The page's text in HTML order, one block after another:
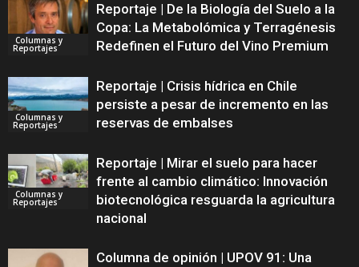
Columnas y
Reportajes
Reportaje | De la Biología del Suelo a la
Copa: La Metabolómica y Terragénesis
Redefinen el Futuro del Vino Premium
Columnas y
Reportajes
Reportaje | Crisis hídrica en Chile
persiste a pesar de incremento en las
reservas de embalses
Columnas y
Reportajes
Reportaje | Mirar el suelo para hacer
frente al cambio climático: Innovación
biotecnológica resguarda la agricultura
nacional
Columna de opinión | UPOV 91: Una